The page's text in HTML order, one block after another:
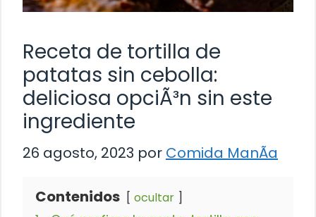
Receta de tortilla de
patatas sin cebolla:
deliciosa opciÃ³n sin este
ingrediente
26 agosto, 2023 por Comida ManÃ­a
Contenidos ocultar